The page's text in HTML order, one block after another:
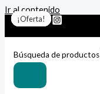
Ir al contenido
Búsqueda de productos
¡Oferta!
¡Oferta!
¡Oferta!
¡Oferta!
¡Oferta!
¡Oferta!
¡Oferta!